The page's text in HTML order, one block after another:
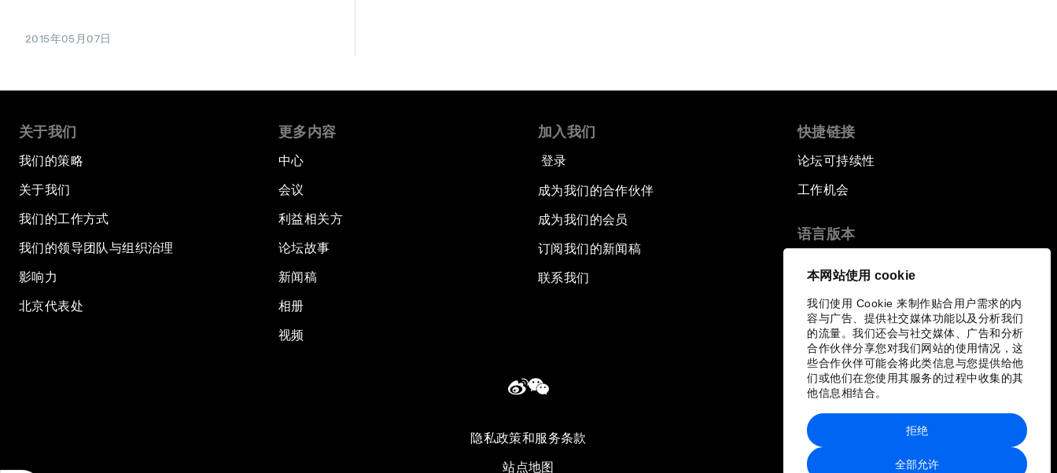
本网站使用 cookie
我们使用 Cookie 来制作贴合用户需求的内
容与广告、提供社交媒体功能以及分析我们
的流量。我们还会与社交媒体、广告和分析
合作伙伴分享您对我们网站的使用情况，这
些合作伙伴可能会将此类信息与您提供给他
们或他们在您使用其服务的过程中收集的其
他信息相结合。
全部允许
拒绝
2015年05月07日
关于我们
我们的策略
关于我们
我们的工作方式
我们的领导团队与组织治理
影响力
北京代表处
更多内容
中心
会议
利益相关方
论坛故事
新闻稿
相册
视频
加入我们
登录
成为我们的合作伙伴
成为我们的会员
订阅我们的新闻稿
联系我们
快捷链接
论坛可持续性
工作机会
语言版本
隐私政策和服务条款
站点地图